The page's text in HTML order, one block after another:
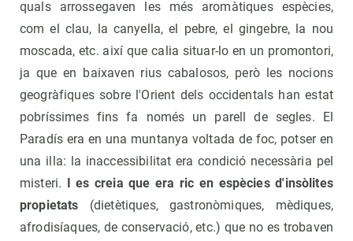
quals arrossegaven les més aromàtiques espècies,
com el clau, la canyella, el pebre, el gingebre, la nou
moscada, etc. així que calia situar-lo en un promontori,
ja que en baixaven rius cabalosos, però les nocions
geogràfiques sobre l'Orient dels occidentals han estat
pobríssimes fins fa només un parell de segles. El
Paradís era en una muntanya voltada de foc, potser en
una illa: la inaccessibilitat era condició necessària pel
misteri. I es creia que era ric en espècies d'insòlites
propietats (dietètiques, gastronòmiques, mèdiques,
afrodisíaques, de conservació, etc.) que no es trobaven